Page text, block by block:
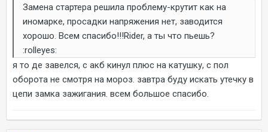
Замена стартера решила проблему-крутит как на
иномарке, просадки напряжения нет, заводится
хорошо. Всем спасибо!!!Rider, а ты что пьешь?
:rolleyes:
я то де завелся, с акб кинул плюс на катушку, с пол
оборота не смотря на мороз. завтра буду искать утечку в
цепи замка зажигания. всем большое спасибо.